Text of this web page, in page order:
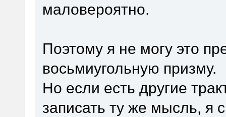
маловероятно.
Поэтому я не могу это
восьмиугольную призму.
Но если есть другие
записать ту же мысль, я